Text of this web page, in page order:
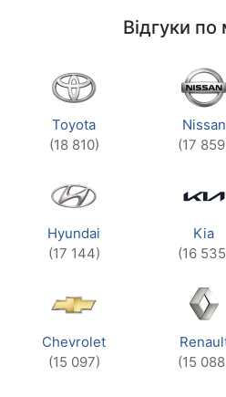
Відгуки по
Toyota
(18 810)
Nissan
(17
Hyundai
(17 144)
Kia
(16
Chevrolet
(15 097)
(15